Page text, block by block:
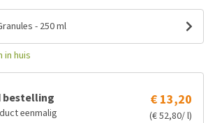
- 250 ml
in huis
bestelling
eenmalig
€ 13,20
(€ 52,80/ l)